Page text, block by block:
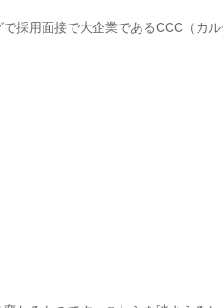
採用面接で大企業であるCCC（カ